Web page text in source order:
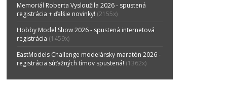
Memoriál Roberta Vysloužila 2026 - spustená
registrácia + ďalšie novinky! (2155x)
Hobby Model Show 2026 - spustená internetová
registrácia (1459x)
EastModels Challenge modelársky maratón 2026 -
registrácia súťažných tímov spustená! (1362x)